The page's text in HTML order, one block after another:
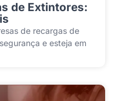
de Extintores:
de recargas de
e esteja em